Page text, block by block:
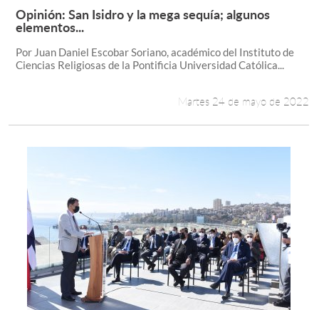
Leer más +
Opinión: San Isidro y la mega sequía; algunos
elementos...
Por Juan Daniel Escobar Soriano, académico del Instituto de
Ciencias Religiosas de la Pontificia Universidad Católica...
Martes 24 de mayo de 2022